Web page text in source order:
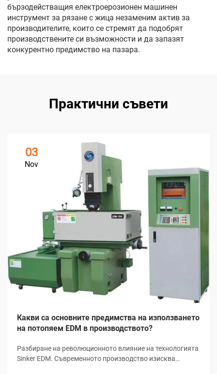
бързодействащия електроерозионен машинен
инструмент за рязане с жица незаменим актив за
производителите, които се стремят да подобрят
производствените си възможности и да запазят
конкурентно предимство на пазара.
Практични съвети
03
Nov
Какви са основните предимства на използването
на потопяем EDM в производството?
Разбиране на революционното влияние на технологията
Sinker EDM. Съвременното производство изисква